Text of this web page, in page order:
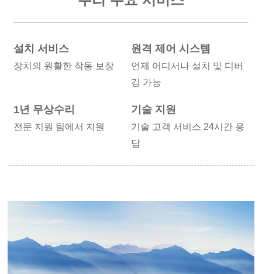
설치 서비스
장치의 원활한 작동 보장
원격 제어 시스템
언제 어디서나 설치 및 디버
깅 가능
1년 무상수리
전문 지원 팀에서 지원
기술 지원
기술 고객 서비스 24시간 응
답